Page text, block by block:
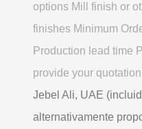
options Mill finish or
finishes Minimum
Production lead time
provide your
Jebel Ali, UAE
alternativamente